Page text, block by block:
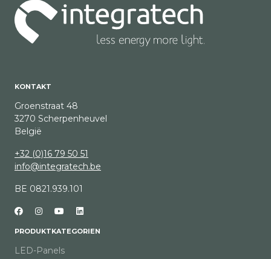
KONTAKT
Groenstraat 48
3270 Scherpenheuvel
België
+32 (0)16 79 50 51
info@integratech.be
BE 0821.939.101
PRODUKTKATEGORIEN
LED-Panels